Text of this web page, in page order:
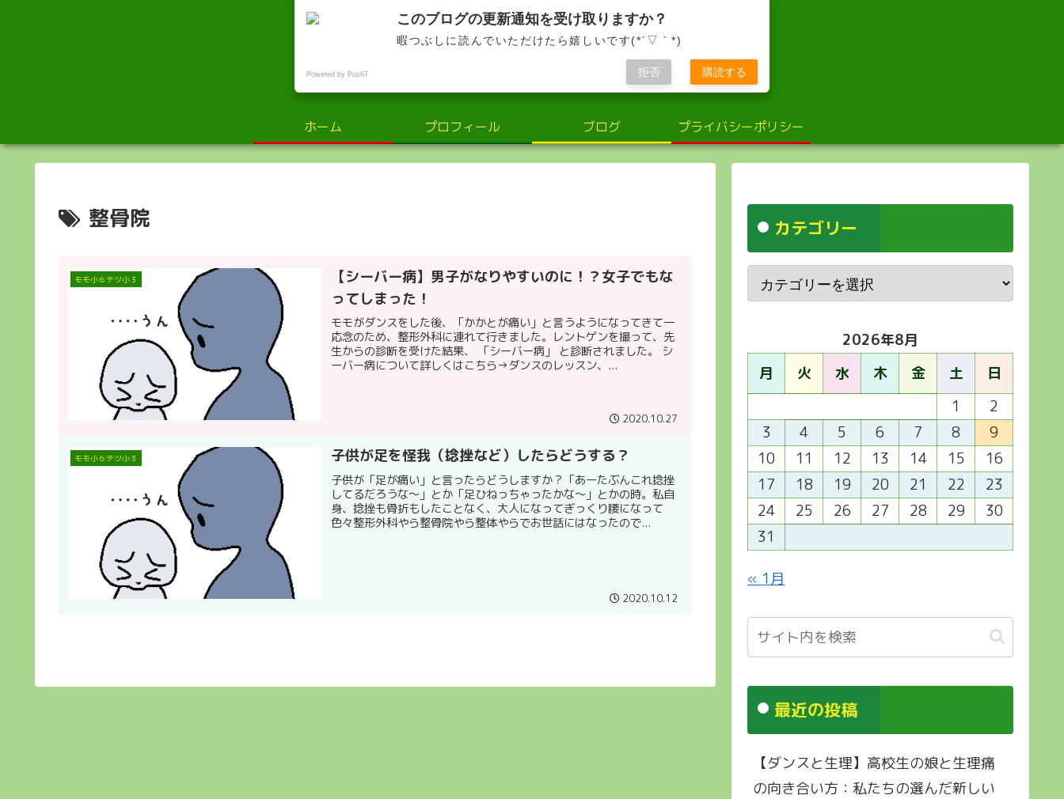
小さな輝き、大きな感動。子供と共に歩む、喜びと学びの日々
小さな輝き：子供の世界での喜びと学び
ホーム プロフィール ブログ プライバシーポリシー
整骨院
モモ小６テツ小３
【シーバー病】男子がなりやすいのに！？女子でもな
ってしまった！
モモがダンスをした後、「かかとが痛い」と言うようになってきて一
応念のため、整形外科に連れて行きました。レントゲンを撮って、先
生からの診断を受けた結果、 「シーバー病」 と診断されました。 シ
ーバー病について詳しくはこちら→ダンスのレッスン、...
2020.10.27
モモ小６テツ小３ 子供が足を怪我（捻挫など）したらどうする？
子供が「足が痛い」と言ったらどうしますか？「あーたぶんこれ捻挫
してるだろうな～」とか「足ひねっちゃったかな～」とかの時。私自
身、捻挫も骨折もしたことなく、大人になってぎっくり腰になって
色々整形外科やら整骨院やら整体やらでお世話にはなったので...
2020.10.12
カテゴリー
2026年8月
月
火 水 木 金 土
日
1
2
3
4 5 6 7 8
9
10
11 12 13 14 15
16
17
18 19 20 21 22
23
24
25 26 27 28 29
30
31
« 1月
最近の投稿
【ダンスと生理】高校生の娘と生理痛
の向き合い方：私たちの選んだ新しい
このブログの更新通知を受け取りますか？
暇つぶしに読んでいただけたら嬉しいです(*´▽｀*)
Powered by Push7 拒否 購読する